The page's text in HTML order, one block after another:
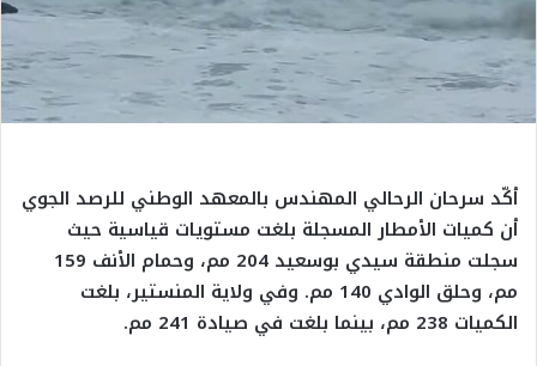
أكّد سرحان الرحالي المهندس بالمعهد الوطني للرصد الجوي
أن كميات الأمطار المسجلة بلغت مستويات قياسية حيث
سجلت منطقة سيدي بوسعيد 204 مم، وحمام الأنف 159
مم، وحلق الوادي 140 مم. وفي ولاية المنستير، بلغت
الكميات 238 مم، بينما بلغت في صيادة 241 مم.